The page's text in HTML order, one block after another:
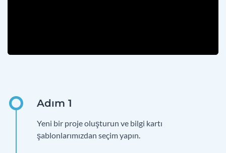
Yeni bir proje oluşturun ve bilgi kartı
şablonlarımızdan seçim yapın.